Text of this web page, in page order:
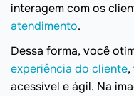
interagem com os
atendimento.
Dessa forma, você
experiência do cliente,
acessível e ágil. Na